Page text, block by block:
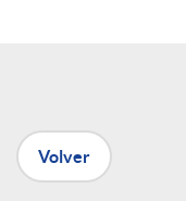
pVolver